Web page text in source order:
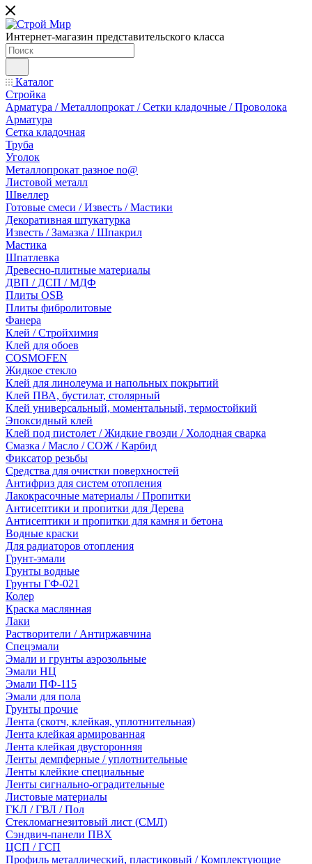
Интернет-магазин представительского класса
Каталог
Стройка
Арматура / Металлопрокат / Сетки кладочные / Проволока
Арматура
Сетка кладочная
Труба
Уголок
Металлопрокат разное no@
Листовой металл
Швеллер
Готовые смеси / Известь / Мастики
Декоративная штукатурка
Известь / Замазка / Шпакрил
Мастика
Шпатлевка
Древесно-плитные материалы
ДВП / ДСП / МДФ
Плиты OSB
Плиты фибролитовые
Фанера
Клей / Стройхимия
Клей для обоев
COSMOFEN
Жидкое стекло
Клей для линолеума и напольных покрытий
Клей ПВА, бустилат, столярный
Клей универсальный, моментальный, термостойкий
Эпоксидный клей
Клей под пистолет / Жидкие гвозди / Холодная сварка
Смазка / Масло / СОЖ / Карбид
Фиксатор резьбы
Средства для очистки поверхностей
Антифриз для систем отопления
Лакокрасочные материалы / Пропитки
Антисептики и пропитки для Дерева
Антисептики и пропитки для камня и бетона
Водные краски
Для радиаторов отопления
Грунт-эмали
Грунты водные
Грунты ГФ-021
Колер
Краска маслянная
Лаки
Растворители / Антиржавчина
Спецэмали
Эмали и грунты аэрозольные
Эмали НЦ
Эмали ПФ-115
Эмали для пола
Грунты прочие
Лента (скотч, клейкая, уплотнительная)
Лента клейкая армированная
Лента клейкая двусторонняя
Ленты демпферные / уплотнительные
Ленты клейкие специальные
Ленты сигнально-оградительные
Листовые материалы
ГКЛ / ГВЛ / Пол
Стекломагнезитовый лист (СМЛ)
Сэндвич-панели ПВХ
ЦСП / ГСП
Профиль металлический, пластиковый / Комплектующие